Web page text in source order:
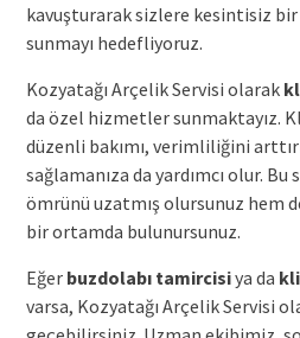
kavuşturarak sizlere kesintisiz
sunmayı hedefliyoruz.
Kozyatağı Arçelik Servisi olarak
da özel hizmetler sunmaktayız.
düzenli bakımı, verimliliğini
sağlamanıza da yardımcı olur. Bu
ömrünü uzatmış olursunuz hem
bir ortamda bulunursunuz.
Eğer buzdolabı tamircisiya da
varsa, Kozyatağı Arçelik Servisi